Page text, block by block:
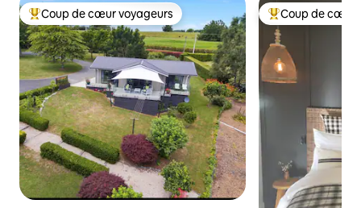
Coups de cœur voyageurs les plus appréciés
Coup de cœur voyageurs Coups de cœur
Coup de cœur